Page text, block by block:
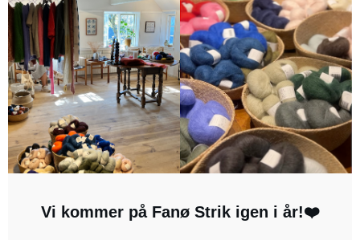
Vi kommer på Fanø Strik igen i år!❤️